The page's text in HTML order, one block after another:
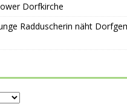
Dorfkirche
Radduscherin näht